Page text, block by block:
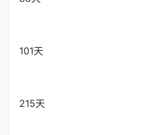
101天
215天